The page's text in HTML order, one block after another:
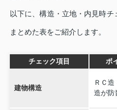
以下に、構造・立地・内見時チ
まとめた表をご紹介します。
チェック項目 ポ
建物構造
ＲＣ造
造が防